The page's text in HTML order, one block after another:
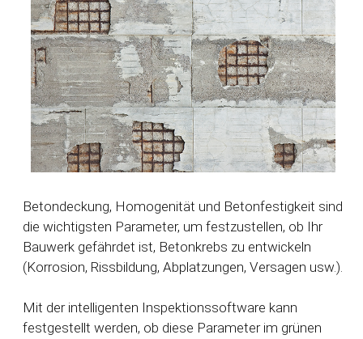
Betondeckung, Homogenität und Betonfestigkeit sind
die wichtigsten Parameter, um festzustellen, ob Ihr
Bauwerk gefährdet ist, Betonkrebs zu entwickeln
(Korrosion, Rissbildung, Abplatzungen, Versagen usw.).
Mit der intelligenten Inspektionssoftware kann
festgestellt werden, ob diese Parameter im grünen